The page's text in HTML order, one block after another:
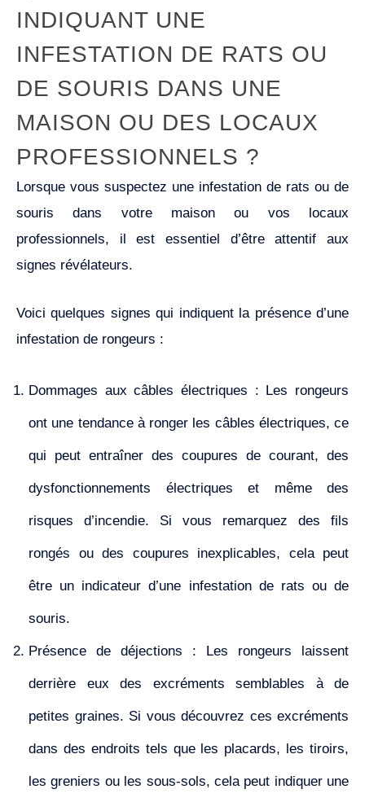
INDIQUANT UNE
INFESTATION DE RATS OU
DE SOURIS DANS UNE
MAISON OU DES LOCAUX
PROFESSIONNELS ?
Lorsque vous suspectez une infestation de rats ou de
souris dans votre maison ou vos locaux
professionnels, il est essentiel d’être attentif aux
signes révélateurs.
Voici quelques signes qui indiquent la présence d’une
infestation de rongeurs :
Dommages aux câbles électriques : Les rongeurs
ont une tendance à ronger les câbles électriques, ce
qui peut entraîner des coupures de courant, des
dysfonctionnements électriques et même des
risques d’incendie. Si vous remarquez des fils
rongés ou des coupures inexplicables, cela peut
être un indicateur d’une infestation de rats ou de
souris.
Présence de déjections : Les rongeurs laissent
derrière eux des excréments semblables à de
petites graines. Si vous découvrez ces excréments
dans des endroits tels que les placards, les tiroirs,
les greniers ou les sous-sols, cela peut indiquer une